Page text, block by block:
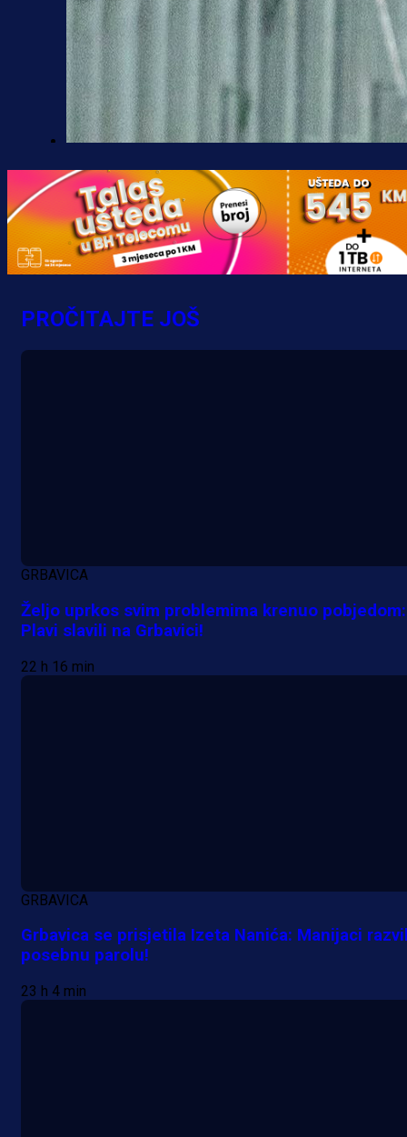
Kakva partija Omerovića:
dva gola za samo tri minute!
31 min 48 sekunda
PROČITAJTE JOŠ
GRBAVICA
Željo uprkos svim problemima krenuo pobjedom:
Plavi slavili na Grbavici!
22 h 16 min
GRBAVICA
Grbavica se prisjetila Izeta Nanića: Manijaci
posebnu parolu!
23 h 4 min